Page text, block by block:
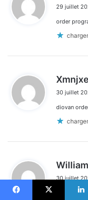
29 juillet
order
Xmnjxe
30 juillet
diovan
30 juillet
aurogra 100